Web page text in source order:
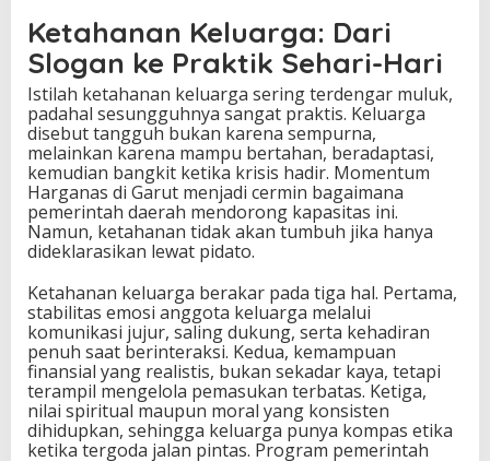
Ketahanan Keluarga: Dari
Slogan ke Praktik Sehari-Hari
Istilah ketahanan keluarga sering terdengar muluk,
padahal sesungguhnya sangat praktis. Keluarga
disebut tangguh bukan karena sempurna,
melainkan karena mampu bertahan, beradaptasi,
kemudian bangkit ketika krisis hadir. Momentum
Harganas di Garut menjadi cermin bagaimana
pemerintah daerah mendorong kapasitas ini.
Namun, ketahanan tidak akan tumbuh jika hanya
dideklarasikan lewat pidato.
Ketahanan keluarga berakar pada tiga hal. Pertama,
stabilitas emosi anggota keluarga melalui
komunikasi jujur, saling dukung, serta kehadiran
penuh saat berinteraksi. Kedua, kemampuan
finansial yang realistis, bukan sekadar kaya, tetapi
terampil mengelola pemasukan terbatas. Ketiga,
nilai spiritual maupun moral yang konsisten
dihidupkan, sehingga keluarga punya kompas etika
ketika tergoda jalan pintas. Program pemerintah